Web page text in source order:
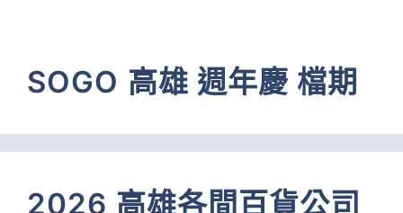
SOGO 高雄 週年慶 檔期
2026 高雄各間百貨公司